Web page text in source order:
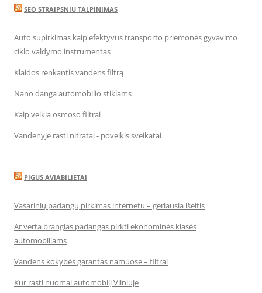
SEO STRAIPSNIU TALPINIMAS
Auto supirkimas kaip efektyvus transporto priemonės gyvavimo
ciklo valdymo instrumentas
Klaidos renkantis vandens filtrą
Nano danga automobilio stiklams
Kaip veikia osmoso filtrai
Vandenyje rasti nitratai - poveikis sveikatai
PIGUS AVIABILIETAI
Vasarinių padangų pirkimas internetu – geriausia išeitis
Ar verta brangias padangas pirkti ekonominės klasės
automobiliams
Vandens kokybės garantas namuose – filtrai
Kur rasti nuomai automobilį Vilniuje